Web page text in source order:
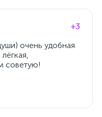
+3
очень удобная
советую!